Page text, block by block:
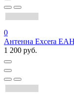
0
Антенна Excera
1 200 руб.